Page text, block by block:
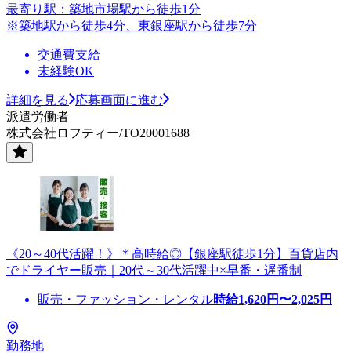
最寄り駅：築地市場駅から徒歩1分
※築地駅から徒歩4分、東銀座駅から徒歩7分
交通費支給
未経験OK
詳細を見る
応募画面に進む
派遣労働者
株式会社ロフティー/TO20001688
《20～40代活躍！》＊高時給◎【銀座駅徒歩1分】百貨店内
でドライヤー販売｜20代～30代活躍中×早番・遅番制
販売・ファッション・レンタル時給1,620円〜2,025円
勤務地